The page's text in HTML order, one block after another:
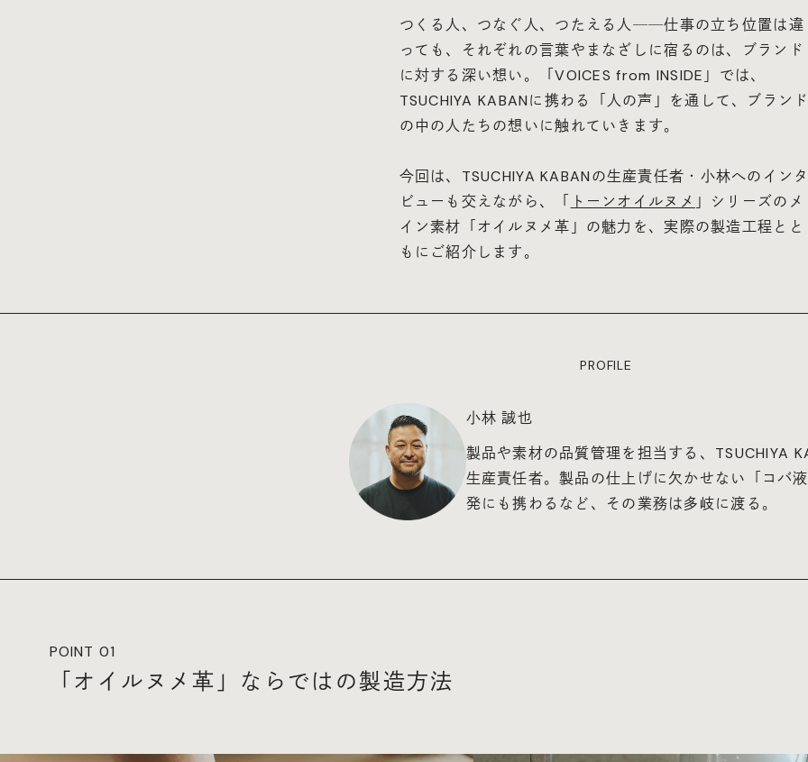
つくる人、つなぐ人、つたえる人──仕事の立ち位置は違
っても、それぞれの言葉やまなざしに宿るのは、ブランド
に対する深い想い。「VOICES from INSIDE」では、
TSUCHIYA KABANに携わる「人の声」を通して、ブラン
の中の人たちの想いに触れていきます。
今回は、TSUCHIYA KABANの生産責任者・小林へのイン
ビューも交えながら、「 トーンオイルヌメ 」シリーズのメ
イン素材「オイルヌメ革」の魅力を、実際の製造工程とと
もにご紹介します。
PROFILE
小林 誠也
製品や素材の品質管理を担当する、TSUCHIYA
生産責任者。製品の仕上げに欠かせない「コバ
発にも携わるなど、その業務は多岐に渡る。
POINT 01
「オイルヌメ革」ならではの製造方法